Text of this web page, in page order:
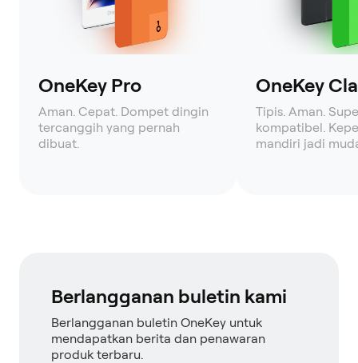
OneKey Pro
Aman. Cepat. Dompet dingin
tercanggih yang pernah
dibuat.
OneKey
Tipis. Aman.
kompatibel.
mandiri jadi
Berlangganan buletin kami
Berlangganan buletin OneKey untuk
mendapatkan berita dan penawaran
produk terbaru.